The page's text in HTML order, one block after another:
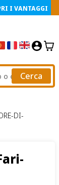
I VANTAGGI
Cerca
DI-